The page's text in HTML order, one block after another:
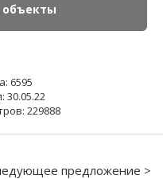
6595
30.05.22
229888
предложение >